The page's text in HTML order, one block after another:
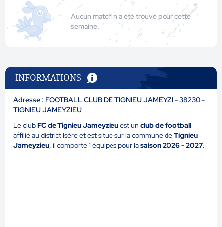
Aucun match n'a été trouvé pour cette
semaine.
INFORMATIONS
Adresse : FOOTBALL CLUB DE TIGNIEU JAMEYZI - 38230 -
TIGNIEU JAMEYZIEU
Le clubFC de Tignieu Jameyzieuest unclub de football
affilié au district Isère et est situé sur la commune deTignieu
Jameyzieu, il comporte 1 équipes pour lasaison 2026 - 2027.